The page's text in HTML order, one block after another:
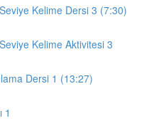
Kelime Dersi 3 (7:30)
Kelime Aktivitesi 3
Dersi 1 (13:27)
1